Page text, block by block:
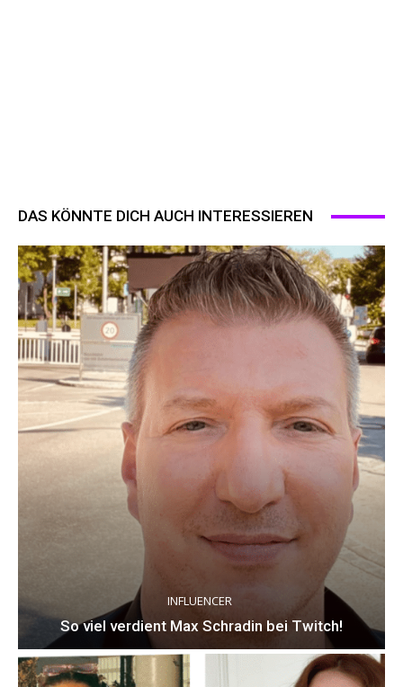
DAS KÖNNTE DICH AUCH INTERESSIEREN
INFLUENCER
So viel verdient Max Schradin bei Twitch!